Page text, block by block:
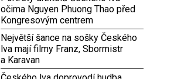
očima Nguyen Phuong Thao před
Kongresovým centrem
Největší šance na sošky Českého
lva mají filmy Franz, Sbormistr
a Karavan